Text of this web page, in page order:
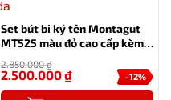
Set bút bi ký tên Montagut
MT525 màu đỏ cao cấp kèm 2
2.850.000₫
-12%
2.500.000₫